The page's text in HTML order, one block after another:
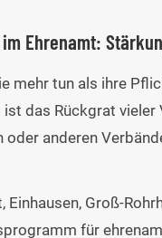
Ehrenamt:
mehr tun als ihre
ist das Rückgrat
oder anderen
Einhausen, Groß-
für